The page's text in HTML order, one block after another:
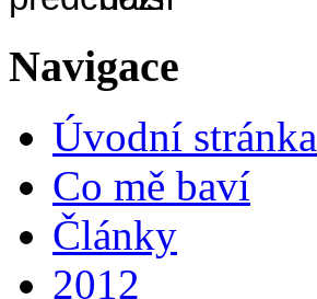
Navigace
Úvodní stránka
Co mě baví
Články
2012